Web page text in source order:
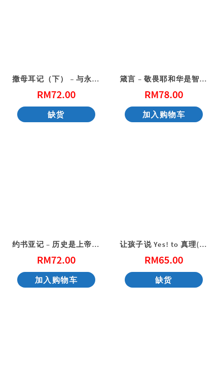
撒母耳记（下） – 与永恒同行的爱和承诺（门训生命读经系列）（繁体）
RM72.00
缺货
箴言 – 敬畏耶和华是智慧的开端（门训生命读经系列）（简体）
RM78.00
加入购物车
约书亚记 – 历史是上帝的故事（门训生命读经系列）（简体）
RM72.00
加入购物车
让孩子说 Yes! to 真理(简体版)教师家长本 2026年1-3月
RM65.00
缺货